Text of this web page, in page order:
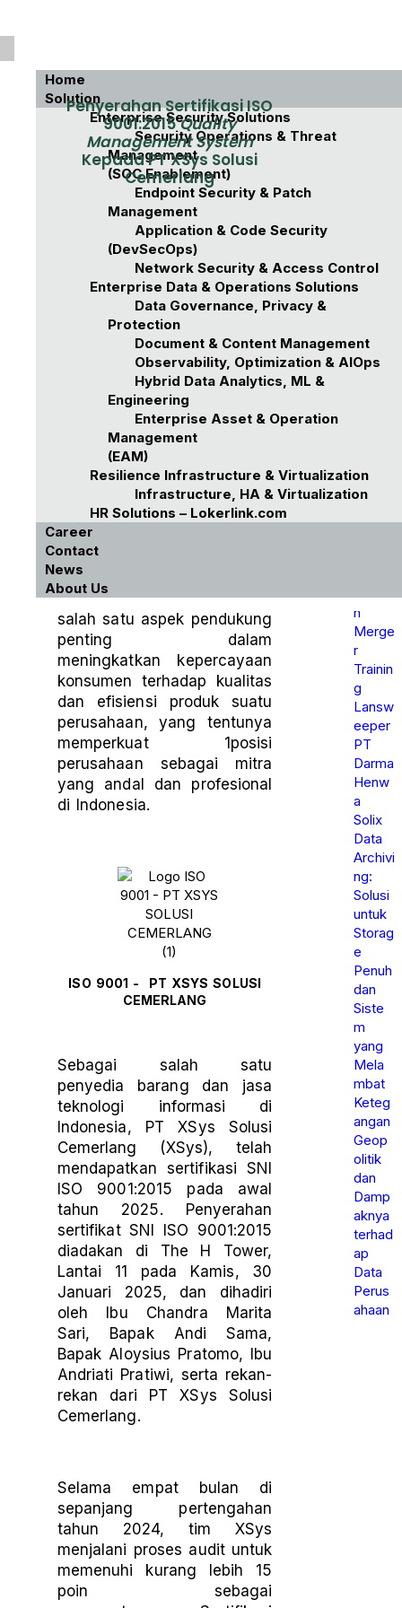
Home
Solution
Enterprise Security Solutions
Security Operations & Threat
Management
(SOC Enablement)
Endpoint Security & Patch
Management
Application & Code Security
(DevSecOps)
Network Security & Access Control
Enterprise Data & Operations Solutions
Data Governance, Privacy &
Protection
Document & Content Management
Observability, Optimization & AIOps
Hybrid Data Analytics, ML &
Engineering
Enterprise Asset & Operation
Management
(EAM)
Resilience Infrastructure & Virtualization
Infrastructure, HA & Virtualization
HR Solutions – Lokerlink.com
Career
Contact
News
About Us
Penyerahan Sertifikasi ISO
9001:2015Quality
Management System
Kepada PT XSys Solusi
Cemerlang
Penerimaan Sertifikat ISO
9001:2015 (Quality Management
Systems)
Sumber: Dokumentasi Internal,
30 Januari 2025
Jakarta, 30 Januari 2025 –
Dengan semakin ketatnya
persaingan di pasar
Teknologi Informasi (TI),
sertifikasi ISO 9001:2015
(Quality Management
Systems
Manajemen Mutu) menjadi
salah satu aspek pendukung
penting dalam
meningkatkan kepercayaan
konsumen terhadap kualitas
dan efisiensi produk suatu
perusahaan, yang tentunya
memperkuat 1posisi
perusahaan sebagai mitra
yang andal dan profesional
di Indonesia.
ISO 9001 - PT XSYS SOLUSI
CEMERLANG
Sebagai salah satu
penyedia barang dan jasa
teknologi informasi di
Indonesia, PT XSys Solusi
Cemerlang (XSys), telah
mendapatkan sertifikasi SNI
ISO 9001:2015 pada awal
tahun 2025. Penyerahan
sertifikat SNI ISO 9001:2015
diadakan di The H Tower,
Lantai 11 pada Kamis, 30
Januari 2025, dan dihadiri
oleh Ibu Chandra Marita
Sari, Bapak Andi Sama,
Bapak Aloysius Pratomo, Ibu
Andriati Pratiwi, serta rekan-
rekan dari PT XSys Solusi
Cemerlang.
Selama empat bulan di
sepanjang pertengahan
tahun 2024, tim XSys
menjalani proses audit untuk
memenuhi kurang lebih 15
poin sebagai
Recent
Posts
27001
Audit
Archivi
ng:
dan
Siste
m
Setela
h
Merge
r
Trainin
g
Lansw
eeper
PT
Darma
Henw
a
Solix
Data
Archivi
ng:
Solusi
untuk
Storag
e
Penuh
dan
Siste
m
yang
Mela
mbat
Keteg
angan
Geop
olitik
dan
Damp
aknya
terhad
ap
Data
Perus
ahaan